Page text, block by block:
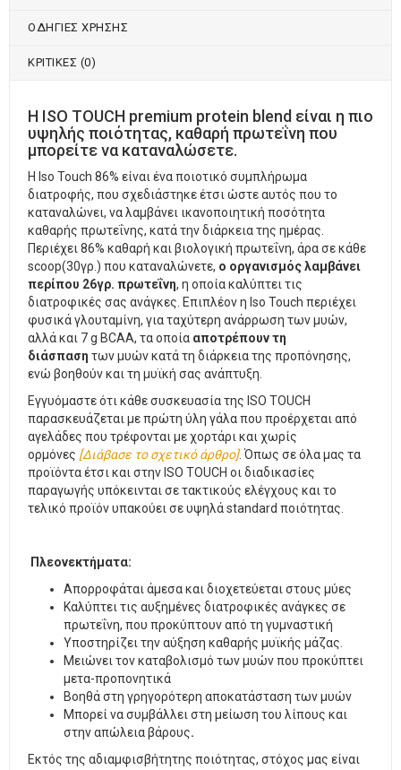
ΟΔΗΓΙΕΣ ΧΡΗΣΗΣ
ΚΡΙΤΙΚΈΣ (0)
H ISO TOUCH premium protein blend είναι η πιο
υψηλής ποιότητας, καθαρή πρωτεΐνη που
μπορείτε να καταναλώσετε.
Η Iso Touch 86% είναι ένα ποιοτικό συμπλήρωμα
διατροφής, που σχεδιάστηκε έτσι ώστε αυτός που το
καταναλώνει, να λαμβάνει ικανοποιητική ποσότητα
καθαρής πρωτεΐνης, κατά την διάρκεια της ημέρας.
Περιέχει 86% καθαρή και βιολογική πρωτεΐνη, άρα σε κάθε
scoop(30γρ.) που καταναλώνετε, ο οργανισμός λαμβάνει
περίπου 26γρ. πρωτεΐνη, η οποία καλύπτει τις
διατροφικές σας ανάγκες. Επιπλέον η Iso Touch περιέχει
φυσικά γλουταμίνη, για ταχύτερη ανάρρωση των μυών,
αλλά και 7 g BCAA, τα οποία αποτρέπουν τη
διάσπαση των μυών κατά τη διάρκεια της προπόνησης,
ενώ βοηθούν και τη μυϊκή σας ανάπτυξη.
Εγγυόμαστε ότι κάθε συσκευασία της ISO TOUCH
παρασκευάζεται με πρώτη ύλη γάλα που προέρχεται από
αγελάδες που τρέφονται με χορτάρι και χωρίς
ορμόνες [Διάβασε το σχετικό άρθρο]. Όπως σε όλα μας τα
προϊόντα έτσι και στην ISO TOUCH οι διαδικασίες
παραγωγής υπόκεινται σε τακτικούς ελέγχους και το
τελικό προϊόν υπακούει σε υψηλά standard ποιότητας.
Πλεονεκτήματα:
Απορροφάται άμεσα και διοχετεύεται στους μύες
Καλύπτει τις αυξημένες διατροφικές ανάγκες σε
πρωτεΐνη, που προκύπτουν από τη γυμναστική
Υποστηρίζει την αύξηση καθαρής μυϊκής μάζας.
Μειώνει τον καταβολισμό των μυών που προκύπτει
μετα-προπονητικά
Βοηθά στη γρηγορότερη αποκατάσταση των μυών
Μπορεί να συμβάλλει στη μείωση του λίπους και
στην απώλεια βάρους.
Εκτός της αδιαμφισβήτητης ποιότητας, στόχος μας είναι